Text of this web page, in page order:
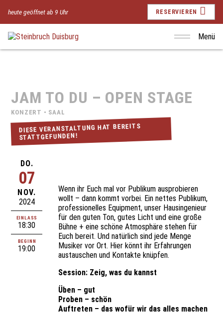
Menü
heute geöffnet ab 9 Uhr RESERVIEREN
JAM TO DU – OPEN STAGE
KONZERT • SAAL
DIESE VERANSTALTUNG HAT BEREITS
STATTGEFUNDEN!
DO.
07
NOV.
2024
EINLASS
18:30
BEGINN
19:00
Wenn ihr Euch mal vor Publikum ausprobieren
wollt – dann kommt vorbei. Ein nettes Publikum,
professionelles Equipment, unser Hausingenieur
für den guten Ton, gutes Licht und eine große
Bühne + eine schöne Atmosphäre stehen für
Euch bereit. Und natürlich sind jede Menge
Musiker vor Ort. Hier könnt ihr Erfahrungen
austauschen und Kontakte knüpfen.
Session: Zeig, was du kannst
Üben – gut
Proben – schön
Auftreten – das wofür wir das alles machen